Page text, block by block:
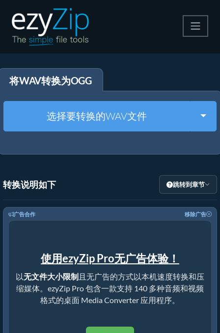
解压
其他工具
将WAV转换为OGG
选择要转换的WAV文件
转换说明如下 跳转到章节
广告合作 移除广告
使用ezyZip Pro无广告体验！
以无文件大小限制且无广告的方式以本机速度转换和压
缩媒体。ezyZip Pro 包含一款支持 140 多种音频和视频
格式的桌面 Media Converter 应用程序。